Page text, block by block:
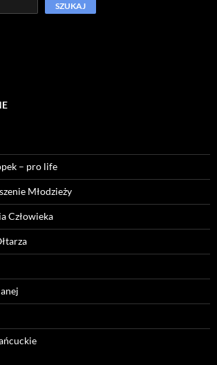
SZUKAJ
channel/
– pro life
Młodzieży
Człowieka